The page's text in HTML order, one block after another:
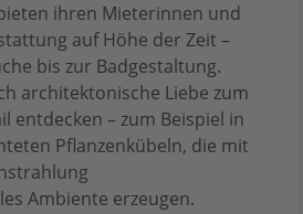
ihren Mieterinnen und
auf Höhe der Zeit –
bis zur Badgestaltung.
architektonische Liebe zum
entdecken – zum Beispiel in
Pflanzenkübeln, die mit
Ambiente erzeugen.